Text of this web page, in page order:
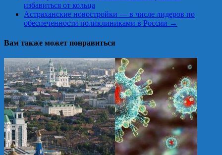
избавиться от кольца
Астраханские новостройки — в числе лидеров по
обеспеченности поликлиниками в России →
Вам также может понравиться